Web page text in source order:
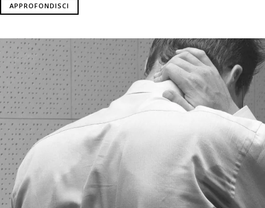
APPROFONDISCI